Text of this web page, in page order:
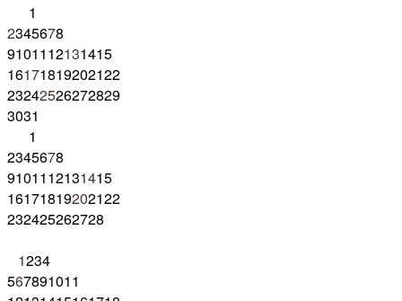
1
2345678
9101112131415
16171819202122
23242526272829
3031
1
2345678
9101112131415
16171819202122
232425262728
1234
567891011